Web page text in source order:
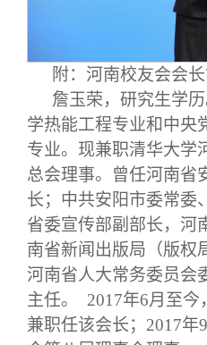
附： 河南校友会会长
詹玉荣，研究生学
学热能工程专业和中央
专业。现兼职清华大学
总会理事。曾任河南省
长；中共安阳市委常委
省委宣传部副部长，河
南省新闻出版局（版权
河南省人大常务委员会
主任。 2017年6月至今
兼职任该会长；2017年